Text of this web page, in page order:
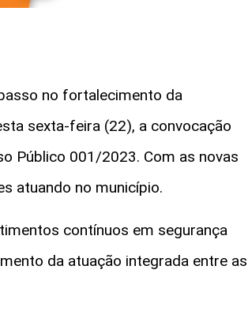
no fortalecimento da
sexta-feira (22), a convocação
Público 001/2023. Com as novas
atuando no município.
contínuos em segurança
da atuação integrada entre as